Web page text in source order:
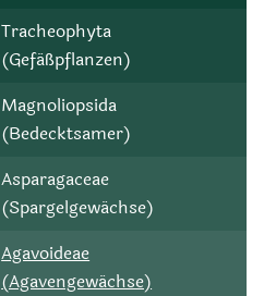
Tracheophyta
(Gefäßpflanzen)
Magnoliopsida
(Bedecktsamer)
Asparagaceae
(Spargelgewächse)
Agavoideae
(Agavengewächse)